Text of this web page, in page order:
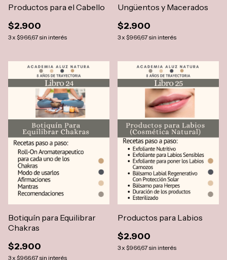
Productos para el Cabello
$2.900
3x $966,67sin interés
Ungüentos y Macerados
$2.900
3x $966,67sin interés
Botiquín para Equilibrar
Chakras
$2.900
3 x $966,67sin interés
Productos para Labios
$2.900
3 x $966,67sin interés